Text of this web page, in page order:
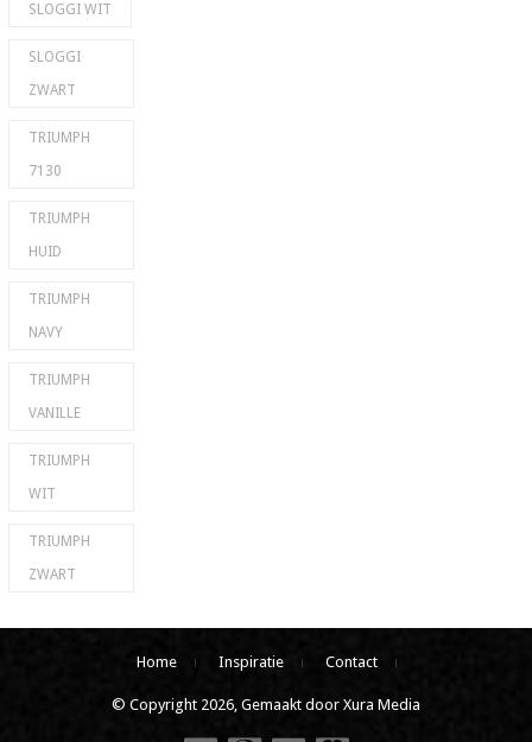
SLOGGI WIT
SLOGGI
ZWART
TRIUMPH
7130
TRIUMPH
HUID
TRIUMPH
NAVY
TRIUMPH
VANILLE
TRIUMPH
WIT
TRIUMPH
ZWART
Home Inspiratie Contact
© Copyright 2026, Gemaakt door Xura Media